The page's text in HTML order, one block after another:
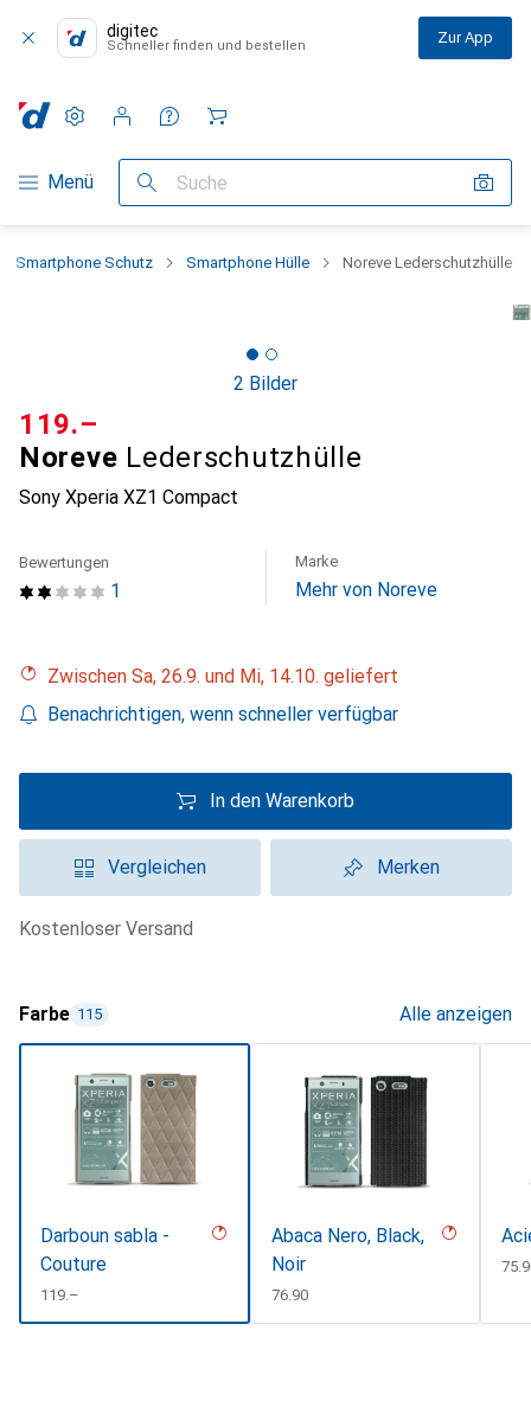
digitec
Schneller finden und bestellen Zur App
Navigation nach Kategorien
Menü Suche
Einstellungen
Kundenkonto
Vergleichslisten
Merklisten
Warenkorb
Smartphone Schutz Smartphone Hülle Noreve Lederschutzhülle
2 Bilder
Noreve Lederschutzhülle
Sony Xperia XZ1 Compact
CHF
119.–
1
Bewertungen Marke
Mehr von Noreve
Zwischen Sa, 26.9. und Mi, 14.10. geliefert
Benachrichtigen, wenn schneller verfügbar
In den Warenkorb
Vergleichen Merken
kostenloser Versand
Farbe 115 Alle anzeigen
Darboun sabla -
Couture
CHF
119.–
Abaca Nero, Black,
Noir
CHF
76.90
CHF